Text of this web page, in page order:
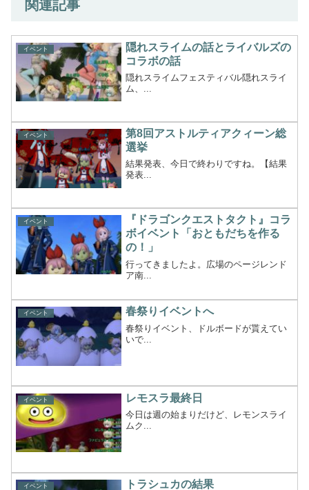
関連記事
イベント
隠れスライムの話とライバルズの
コラボの話
隠れスライムフェスティバル隠れスライ
ム、...
イベント
第8回アストルティアクィーン総
選挙
結果発表、今日で終わりですね。【結果
発表...
イベント
『ドラゴンクエストタクト』コラ
ボイベント「おともだちを作る
の！」
行ってきましたよ。広場のページレンド
ア南...
イベント 春祭りイベントへ
春祭りイベント、ドルボードが貰えてい
いで...
イベント レモスラ最終日
今日は週の始まりだけど、レモンスライ
ムク...
イベント トラシュカの結果